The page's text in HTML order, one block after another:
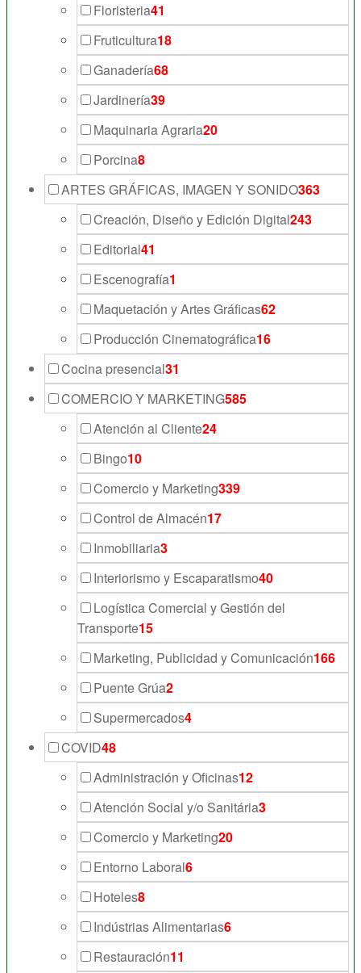
Floristeria41
Fruticultura18
Ganadería68
Jardinería39
Maquinaria Agraria20
Porcina8
ARTES GRÁFICAS, IMAGEN Y SONIDO363
Creación, Diseño y Edición Digital243
Editorial41
Escenografía1
Maquetación y Artes Gráficas62
Producción Cinematográfica16
Cocina presencial31
COMERCIO Y MARKETING585
Atención al Cliente24
Bingo10
Comercio y Marketing339
Control de Almacén17
Inmobiliaria3
Interiorismo y Escaparatismo40
Logística Comercial y Gestión del
Transporte15
Marketing, Publicidad y Comunicación166
Puente Grúa2
Supermercados4
COVID48
Administración y Oficinas12
Atención Social y/o Sanitária3
Comercio y Marketing20
Entorno Laboral6
Hoteles8
Indústrias Alimentarias6
Restauración11